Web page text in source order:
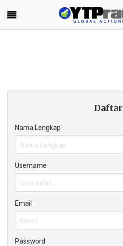
Daftar
Nama Lengkap
Username
Email
Password